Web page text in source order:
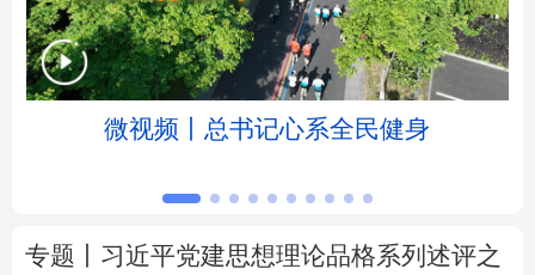
北京 天津 河北 山西
辽宁 吉林 上海 江苏
微视频丨总书记心系全民健身
专题丨 习近平党建思想理论品格系列述评之